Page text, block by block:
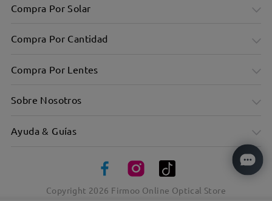
Compra Por Solar
Compra Por Cantidad
Compra Por Lentes
Sobre Nosotros
Ayuda & Guías
Copyright 2026 Firmoo Online Optical Store